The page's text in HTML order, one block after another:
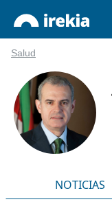
Salud
NOTICIAS